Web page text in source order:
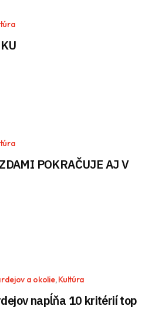
POKRAČUJE AJ V
a okolie,Kultúra
napĺňa 10 kritérií top